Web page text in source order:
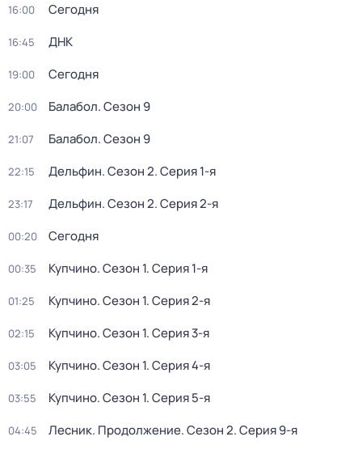
16:00 Сегодня
16:45 ДНК
19:00 Сегодня
20:00 Балабол. Сезон 9
21:07 Балабол. Сезон 9
22:15 Дельфин. Сезон 2. Серия 1-я
23:17 Дельфин. Сезон 2. Серия 2-я
00:20 Сегодня
00:35 Купчино. Сезон 1. Серия 1-я
01:25 Купчино. Сезон 1. Серия 2-я
02:15 Купчино. Сезон 1. Серия 3-я
03:05 Купчино. Сезон 1. Серия 4-я
03:55 Купчино. Сезон 1. Серия 5-я
04:45 Лесник. Продолжение. Сезон 2. Серия 9-я